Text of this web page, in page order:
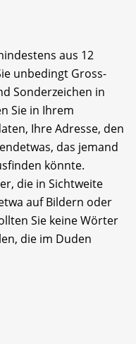
aus 12
unbedingt Gross-
Sonderzeichen in
Sie in Ihrem
Ihre Adresse, den
das jemand
könnte.
die in Sichtweite
auf Bildern oder
Sie keine Wörter
die im Duden